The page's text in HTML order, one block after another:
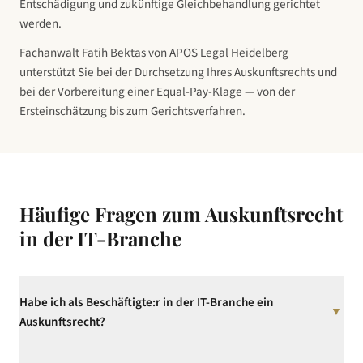
Entschädigung und zukünftige Gleichbehandlung gerichtet
werden.
Fachanwalt Fatih Bektas von APOS Legal Heidelberg
unterstützt Sie bei der Durchsetzung Ihres Auskunftsrechts und
bei der Vorbereitung einer Equal-Pay-Klage — von der
Ersteinschätzung bis zum Gerichtsverfahren.
Häufige Fragen zum Auskunftsrecht
in der IT-Branche
Habe ich als Beschäftigte:r in der IT-Branche ein
Auskunftsrecht?
▼